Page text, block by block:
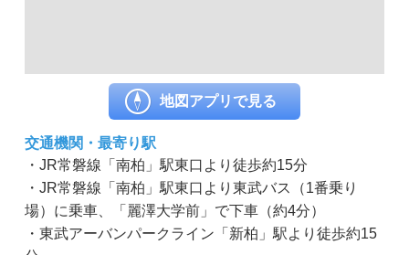
地図アプリで見る
交通機関・最寄り駅
・JR常磐線「南柏」駅東口より徒歩約15分
・JR常磐線「南柏」駅東口より東武バス（1番乗り
場）に乗車、「麗澤大学前」で下車（約4分）
・東武アーバンパークライン「新柏」駅より徒歩約15